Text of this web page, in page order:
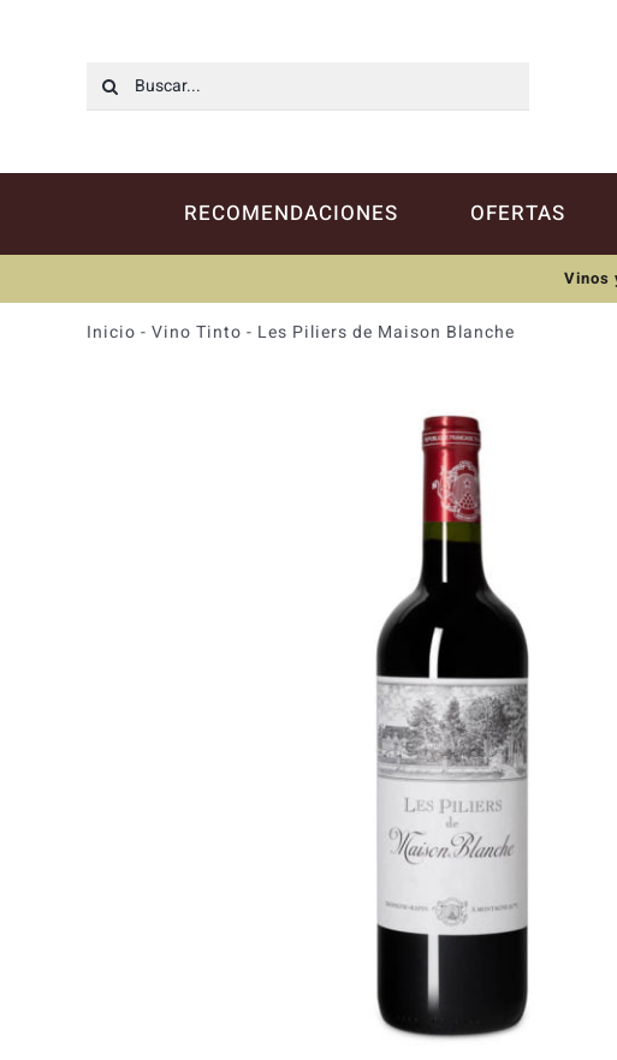
Buscar:
RECOMENDACIONES OFERTAS
Vinos
Inicio - Vino Tinto - Les Piliers de Maison Blanche